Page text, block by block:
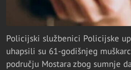
Policijski službenici Policijske
uhapsili su 61-godišnjeg
području Mostara zbog sumnje